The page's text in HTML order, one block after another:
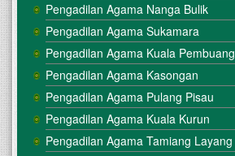
Pengadilan Agama Nanga Bulik
Pengadilan Agama Sukamara
Pengadilan Agama Kuala Pembuang
Pengadilan Agama Kasongan
Pengadilan Agama Pulang Pisau
Pengadilan Agama Kuala Kurun
Pengadilan Agama Tamiang Layang